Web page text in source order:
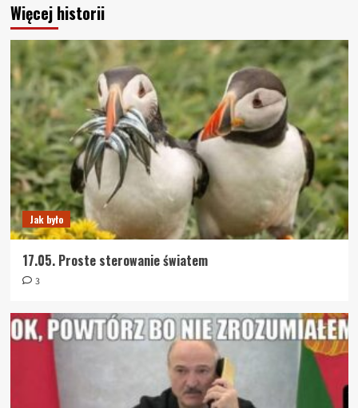
Więcej historii
Jak było
17.05. Proste sterowanie światem
3